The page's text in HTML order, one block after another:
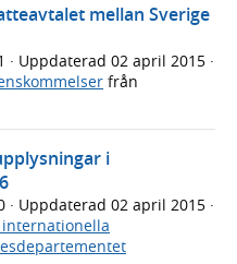
mellan Sverige
· Uppdaterad 02 april 2015 ·
från
i
· Uppdaterad 02 april 2015 ·
internationella